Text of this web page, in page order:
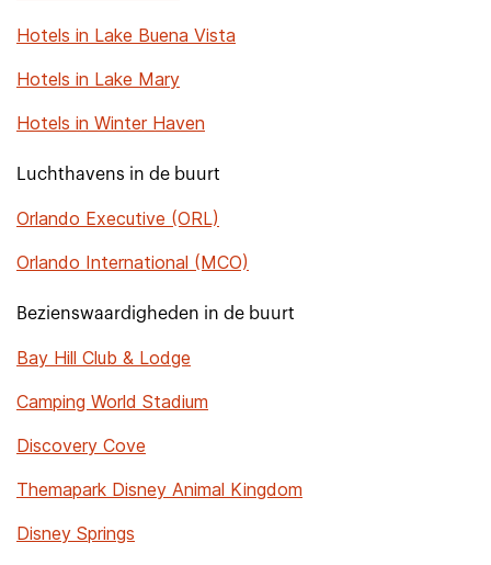
Hotels in Lake Buena Vista
Hotels in Lake Mary
Hotels in Winter Haven
Luchthavens in de buurt
Orlando Executive (ORL)
Orlando International (MCO)
Bezienswaardigheden in de buurt
Bay Hill Club & Lodge
Camping World Stadium
Discovery Cove
Themapark Disney Animal Kingdom
Disney Springs